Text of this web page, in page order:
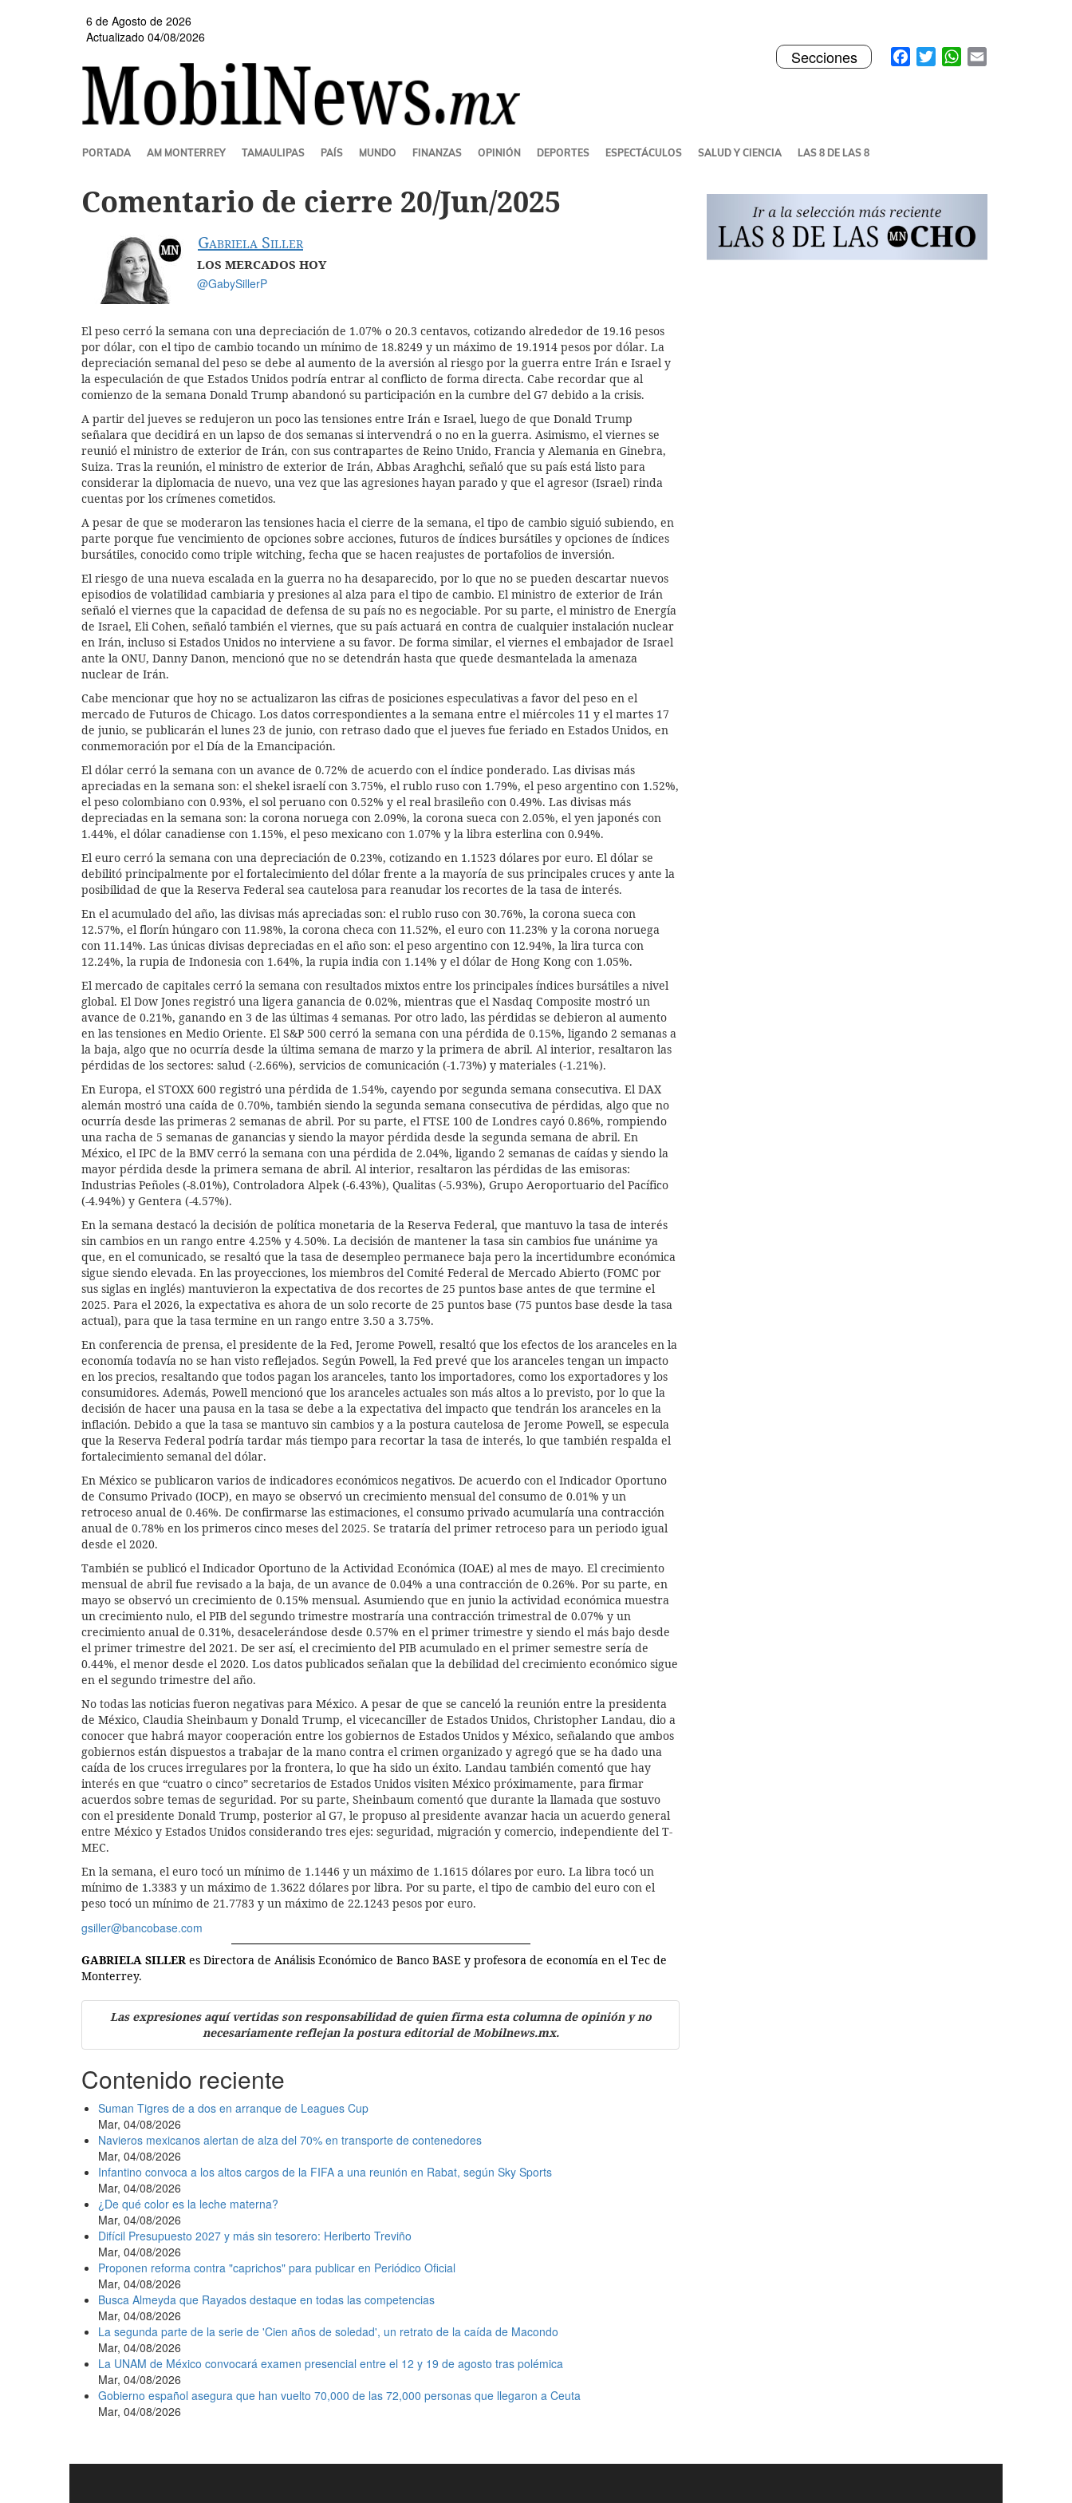
6 de Agosto de 2026
Actualizado 04/08/2026
Facebook
TwitterWhatsApp
Toggle
navigation
Secciones
SECCIONES
PORTADA AM MONTERREY TAMAULIPAS PAÍS MUNDO FINANZAS OPINIÓN DEPORTES ESPECTÁCULOS SALUD Y CIENCIA LAS 8 DE LAS 8
Comentario de cierre 20/Jun/2025
Gabriela Siller
LOS MERCADOS HOY
@GabySillerP
El peso cerró la semana con una depreciación de 1.07% o 20.3 centavos, cotizando alrededor de 19.16 pesos
por dólar, con el tipo de cambio tocando un mínimo de 18.8249 y un máximo de 19.1914 pesos por dólar. La
depreciación semanal del peso se debe al aumento de la aversión al riesgo por la guerra entre Irán e Israel y
la especulación de que Estados Unidos podría entrar al conflicto de forma directa. Cabe recordar que al
comienzo de la semana Donald Trump abandonó su participación en la cumbre del G7 debido a la crisis.
A partir del jueves se redujeron un poco las tensiones entre Irán e Israel, luego de que Donald Trump
señalara que decidirá en un lapso de dos semanas si intervendrá o no en la guerra. Asimismo, el viernes se
reunió el ministro de exterior de Irán, con sus contrapartes de Reino Unido, Francia y Alemania en Ginebra,
Suiza. Tras la reunión, el ministro de exterior de Irán, Abbas Araghchi, señaló que su país está listo para
considerar la diplomacia de nuevo, una vez que las agresiones hayan parado y que el agresor (Israel) rinda
cuentas por los crímenes cometidos.
A pesar de que se moderaron las tensiones hacia el cierre de la semana, el tipo de cambio siguió subiendo, en
parte porque fue vencimiento de opciones sobre acciones, futuros de índices bursátiles y opciones de índices
bursátiles, conocido como triple witching, fecha que se hacen reajustes de portafolios de inversión.
El riesgo de una nueva escalada en la guerra no ha desaparecido, por lo que no se pueden descartar nuevos
episodios de volatilidad cambiaria y presiones al alza para el tipo de cambio. El ministro de exterior de Irán
señaló el viernes que la capacidad de defensa de su país no es negociable. Por su parte, el ministro de Energía
de Israel, Eli Cohen, señaló también el viernes, que su país actuará en contra de cualquier instalación nuclear
en Irán, incluso si Estados Unidos no interviene a su favor. De forma similar, el viernes el embajador de Israel
ante la ONU, Danny Danon, mencionó que no se detendrán hasta que quede desmantelada la amenaza
nuclear de Irán.
Cabe mencionar que hoy no se actualizaron las cifras de posiciones especulativas a favor del peso en el
mercado de Futuros de Chicago. Los datos correspondientes a la semana entre el miércoles 11 y el martes 17
de junio, se publicarán el lunes 23 de junio, con retraso dado que el jueves fue feriado en Estados Unidos, en
conmemoración por el Día de la Emancipación.
El dólar cerró la semana con un avance de 0.72% de acuerdo con el índice ponderado. Las divisas más
apreciadas en la semana son: el shekel israelí con 3.75%, el rublo ruso con 1.79%, el peso argentino con 1.52%,
el peso colombiano con 0.93%, el sol peruano con 0.52% y el real brasileño con 0.49%. Las divisas más
depreciadas en la semana son: la corona noruega con 2.09%, la corona sueca con 2.05%, el yen japonés con
1.44%, el dólar canadiense con 1.15%, el peso mexicano con 1.07% y la libra esterlina con 0.94%.
El euro cerró la semana con una depreciación de 0.23%, cotizando en 1.1523 dólares por euro. El dólar se
debilitó principalmente por el fortalecimiento del dólar frente a la mayoría de sus principales cruces y ante la
posibilidad de que la Reserva Federal sea cautelosa para reanudar los recortes de la tasa de interés.
En el acumulado del año, las divisas más apreciadas son: el rublo ruso con 30.76%, la corona sueca con
12.57%, el florín húngaro con 11.98%, la corona checa con 11.52%, el euro con 11.23% y la corona noruega
con 11.14%. Las únicas divisas depreciadas en el año son: el peso argentino con 12.94%, la lira turca con
12.24%, la rupia de Indonesia con 1.64%, la rupia india con 1.14% y el dólar de Hong Kong con 1.05%.
El mercado de capitales cerró la semana con resultados mixtos entre los principales índices bursátiles a nivel
global. El Dow Jones registró una ligera ganancia de 0.02%, mientras que el Nasdaq Composite mostró un
avance de 0.21%, ganando en 3 de las últimas 4 semanas. Por otro lado, las pérdidas se debieron al aumento
en las tensiones en Medio Oriente. El S&P 500 cerró la semana con una pérdida de 0.15%, ligando 2 semanas a
la baja, algo que no ocurría desde la última semana de marzo y la primera de abril. Al interior, resaltaron las
pérdidas de los sectores: salud (-2.66%), servicios de comunicación (-1.73%) y materiales (-1.21%).
En Europa, el STOXX 600 registró una pérdida de 1.54%, cayendo por segunda semana consecutiva. El DAX
alemán mostró una caída de 0.70%, también siendo la segunda semana consecutiva de pérdidas, algo que no
ocurría desde las primeras 2 semanas de abril. Por su parte, el FTSE 100 de Londres cayó 0.86%, rompiendo
una racha de 5 semanas de ganancias y siendo la mayor pérdida desde la segunda semana de abril. En
México, el IPC de la BMV cerró la semana con una pérdida de 2.04%, ligando 2 semanas de caídas y siendo la
mayor pérdida desde la primera semana de abril. Al interior, resaltaron las pérdidas de las emisoras:
Industrias Peñoles (-8.01%), Controladora Alpek (-6.43%), Qualitas (-5.93%), Grupo Aeroportuario del Pacífico
(-4.94%) y Gentera (-4.57%).
En la semana destacó la decisión de política monetaria de la Reserva Federal, que mantuvo la tasa de interés
sin cambios en un rango entre 4.25% y 4.50%. La decisión de mantener la tasa sin cambios fue unánime ya
que, en el comunicado, se resaltó que la tasa de desempleo permanece baja pero la incertidumbre económica
sigue siendo elevada. En las proyecciones, los miembros del Comité Federal de Mercado Abierto (FOMC por
sus siglas en inglés) mantuvieron la expectativa de dos recortes de 25 puntos base antes de que termine el
2025. Para el 2026, la expectativa es ahora de un solo recorte de 25 puntos base (75 puntos base desde la tasa
actual), para que la tasa termine en un rango entre 3.50 a 3.75%.
En conferencia de prensa, el presidente de la Fed, Jerome Powell, resaltó que los efectos de los aranceles en la
economía todavía no se han visto reflejados. Según Powell, la Fed prevé que los aranceles tengan un impacto
en los precios, resaltando que todos pagan los aranceles, tanto los importadores, como los exportadores y los
consumidores. Además, Powell mencionó que los aranceles actuales son más altos a lo previsto, por lo que la
decisión de hacer una pausa en la tasa se debe a la expectativa del impacto que tendrán los aranceles en la
inflación. Debido a que la tasa se mantuvo sin cambios y a la postura cautelosa de Jerome Powell, se especula
que la Reserva Federal podría tardar más tiempo para recortar la tasa de interés, lo que también respalda el
fortalecimiento semanal del dólar.
En México se publicaron varios de indicadores económicos negativos. De acuerdo con el Indicador Oportuno
de Consumo Privado (IOCP), en mayo se observó un crecimiento mensual del consumo de 0.01% y un
retroceso anual de 0.46%. De confirmarse las estimaciones, el consumo privado acumularía una contracción
anual de 0.78% en los primeros cinco meses del 2025. Se trataría del primer retroceso para un periodo igual
desde el 2020.
También se publicó el Indicador Oportuno de la Actividad Económica (IOAE) al mes de mayo. El crecimiento
mensual de abril fue revisado a la baja, de un avance de 0.04% a una contracción de 0.26%. Por su parte, en
mayo se observó un crecimiento de 0.15% mensual. Asumiendo que en junio la actividad económica muestra
un crecimiento nulo, el PIB del segundo trimestre mostraría una contracción trimestral de 0.07% y un
crecimiento anual de 0.31%, desacelerándose desde 0.57% en el primer trimestre y siendo el más bajo desde
el primer trimestre del 2021. De ser así, el crecimiento del PIB acumulado en el primer semestre sería de
0.44%, el menor desde el 2020. Los datos publicados señalan que la debilidad del crecimiento económico sigue
en el segundo trimestre del año.
No todas las noticias fueron negativas para México. A pesar de que se canceló la reunión entre la presidenta
de México, Claudia Sheinbaum y Donald Trump, el vicecanciller de Estados Unidos, Christopher Landau, dio a
conocer que habrá mayor cooperación entre los gobiernos de Estados Unidos y México, señalando que ambos
gobiernos están dispuestos a trabajar de la mano contra el crimen organizado y agregó que se ha dado una
caída de los cruces irregulares por la frontera, lo que ha sido un éxito. Landau también comentó que hay
interés en que “cuatro o cinco” secretarios de Estados Unidos visiten México próximamente, para firmar
acuerdos sobre temas de seguridad. Por su parte, Sheinbaum comentó que durante la llamada que sostuvo
con el presidente Donald Trump, posterior al G7, le propuso al presidente avanzar hacia un acuerdo general
entre México y Estados Unidos considerando tres ejes: seguridad, migración y comercio, independiente del T-
MEC.
En la semana, el euro tocó un mínimo de 1.1446 y un máximo de 1.1615 dólares por euro. La libra tocó un
mínimo de 1.3383 y un máximo de 1.3622 dólares por libra. Por su parte, el tipo de cambio del euro con el
peso tocó un mínimo de 21.7783 y un máximo de 22.1243 pesos por euro.
gsiller@bancobase.com
GABRIELA SILLER es Directora de Análisis Económico de Banco BASE y profesora de economía en el Tec de
Monterrey.
Las expresiones aquí vertidas son responsabilidad de quien firma esta columna de opinión y no
necesariamente reflejan la postura editorial de Mobilnews.mx.
Contenido reciente
Suman Tigres de a dos en arranque de Leagues Cup
Mar, 04/08/2026
Navieros mexicanos alertan de alza del 70% en transporte de contenedores
Mar, 04/08/2026
Infantino convoca a los altos cargos de la FIFA a una reunión en Rabat, según Sky Sports
Mar, 04/08/2026
¿De qué color es la leche materna?
Mar, 04/08/2026
Difícil Presupuesto 2027 y más sin tesorero: Heriberto Treviño
Mar, 04/08/2026
Proponen reforma contra "caprichos" para publicar en Periódico Oficial
Mar, 04/08/2026
Busca Almeyda que Rayados destaque en todas las competencias
Mar, 04/08/2026
La segunda parte de la serie de 'Cien años de soledad', un retrato de la caída de Macondo
Mar, 04/08/2026
La UNAM de México convocará examen presencial entre el 12 y 19 de agosto tras polémica
Mar, 04/08/2026
Gobierno español asegura que han vuelto 70,000 de las 72,000 personas que llegaron a Ceuta
Mar, 04/08/2026